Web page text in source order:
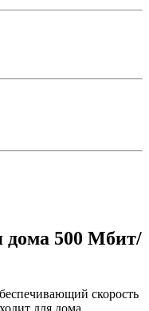
500 Мбит/
скорость